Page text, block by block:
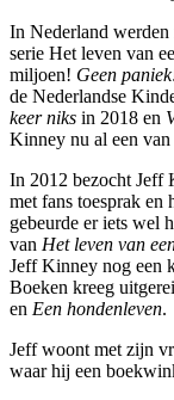
In Nederland
serie Het leven van
miljoen! Geen
de Nederlandse
keer niks in 2018 en
Kinney nu al een van
In 2012 bezocht Jeff
met fans toesprak en
gebeurde er iets wel
van Het leven van
Jeff Kinney nog een
Boeken kreeg
en Een hondenleven.
Jeff woont met zijn
waar hij een